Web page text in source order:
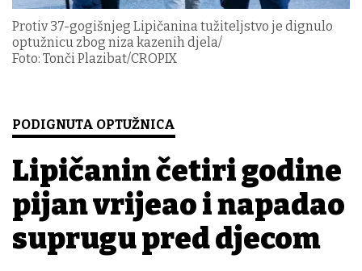
Protiv 37-gogišnjeg Lipičanina tužiteljstvo je dignulo
optužnicu zbog niza kazenih djela/
Foto: Tonči Plazibat/CROPIX
PODIGNUTA OPTUŽNICA
Lipičanin četiri godine
pijan vrijeđao i napadao
suprugu pred djecom